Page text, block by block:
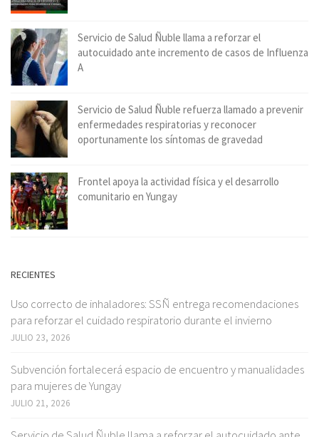
Servicio de Salud Ñuble llama a reforzar el
autocuidado ante incremento de casos de Influenza
A
Servicio de Salud Ñuble refuerza llamado a prevenir
enfermedades respiratorias y reconocer
oportunamente los síntomas de gravedad
Frontel apoya la actividad física y el desarrollo
comunitario en Yungay
RECIENTES
Uso correcto de inhaladores: SSÑ entrega recomendaciones
para reforzar el cuidado respiratorio durante el invierno
JULIO 23, 2026
Subvención fortalecerá espacio de encuentro y manualidades
para mujeres de Yungay
JULIO 21, 2026